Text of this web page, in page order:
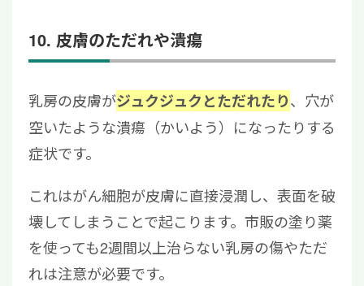
10. 皮膚のただれや潰瘍
乳房の皮膚がジュクジュクとただれたり、穴が
空いたような潰瘍（かいよう）になったりする
症状です。
これはがん細胞が皮膚に直接浸潤し、表面を破
壊してしまうことで起こります。市販の塗り薬
を使っても2週間以上治らない乳房の傷やただ
れは注意が必要です。